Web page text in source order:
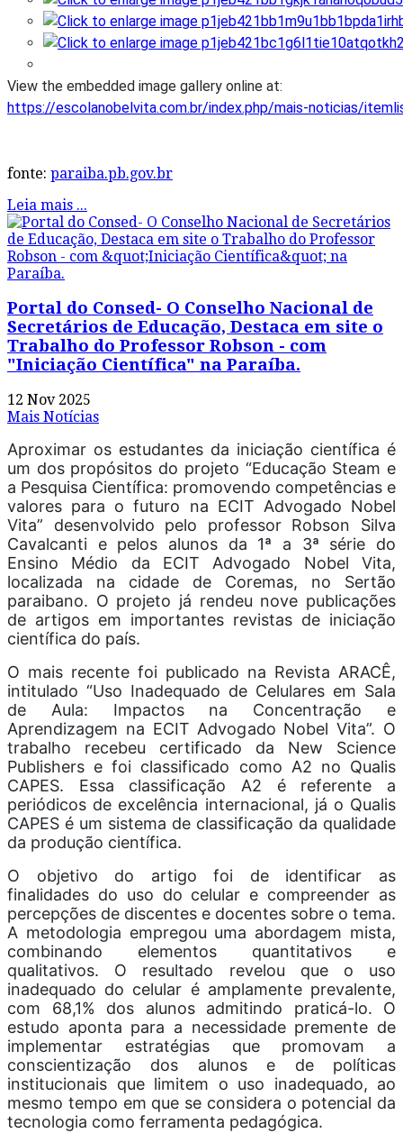
View the embedded image gallery online at:
https://escolanobelvita.com.br/index.php/mais-noticias/
fonte: paraiba.pb.gov.br
Leia mais ...
Portal do Consed- O Conselho Nacional de
Secretários de Educação, Destaca em site o
Trabalho do Professor Robson - com
"Iniciação Científica" na Paraíba.
12 Nov 2025
Mais Notícias
Aproximar os estudantes da iniciação científica é
um dos propósitos do projeto “Educação Steam e
a Pesquisa Científica: promovendo competências e
valores para o futuro na ECIT Advogado Nobel
Vita” desenvolvido pelo professor Robson Silva
Cavalcanti e pelos alunos da 1ª a 3ª série do
Ensino Médio da ECIT Advogado Nobel Vita,
localizada na cidade de Coremas, no Sertão
paraibano. O projeto já rendeu nove publicações
de artigos em importantes revistas de iniciação
científica do país.
O mais recente foi publicado na Revista ARACÊ,
intitulado “Uso Inadequado de Celulares em Sala
de Aula: Impactos na Concentração e
Aprendizagem na ECIT Advogado Nobel Vita”. O
trabalho recebeu certificado da New Science
Publishers e foi classificado como A2 no Qualis
CAPES. Essa classificação A2 é referente a
periódicos de excelência internacional, já o Qualis
CAPES é um sistema de classificação da qualidade
da produção científica.
O objetivo do artigo foi de identificar as
finalidades do uso do celular e compreender as
percepções de discentes e docentes sobre o tema.
A metodologia empregou uma abordagem mista,
combinando elementos quantitativos e
qualitativos. O resultado revelou que o uso
inadequado do celular é amplamente prevalente,
com 68,1% dos alunos admitindo praticá-lo. O
estudo aponta para a necessidade premente de
implementar estratégias que promovam a
conscientização dos alunos e de políticas
institucionais que limitem o uso inadequado, ao
mesmo tempo em que se considera o potencial da
tecnologia como ferramenta pedagógica.